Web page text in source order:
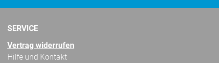
SERVICE
Vertrag widerrufen
Hilfe und Kontakt